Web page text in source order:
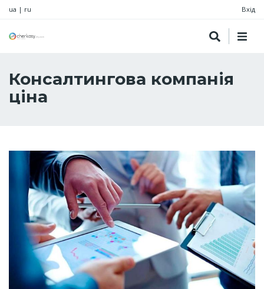
ua | ru Вхід
Консалтингова компанія
ціна